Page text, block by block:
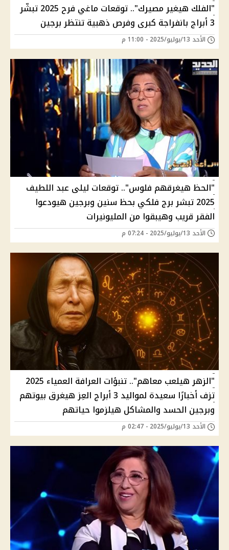
"الفلك هيغير مصيرك".. توقعات ماغي فرح 2025 تبشّر
3 أبراج بانفراجة كبرى وفرص ذهبية تنتظر برجين
الأحد 13/يوليو/2025 - 11:00 م
"الحظ هيغرقهم فلوس".. توقعات ليلى عبد اللطيف
2025 تبشر برج فلكي بحظ سنين وبرجين هيودعوا
الفقر قريب وهيبقوا من المليونيرات
الأحد 13/يوليو/2025 - 07:24 م
"الزهر هيلعب معاهم".. تنبؤات العرافة العمياء 2025
تزف أخبارًا سعيدة لمواليد 3 أبراج العِز هيغرق بيوتهم
وبرجين الحسد والمشاكل هيلزموا حياتهم
الأحد 13/يوليو/2025 - 02:47 م